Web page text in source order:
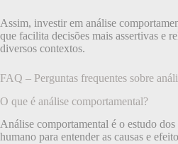
Assim, investir em análise
que facilita decisões mais assertivas e
diversos contextos.
FAQ – Perguntas frequentes sobre
O que é análise comportamental?
Análise comportamental é o estudo
humano para entender as causas e